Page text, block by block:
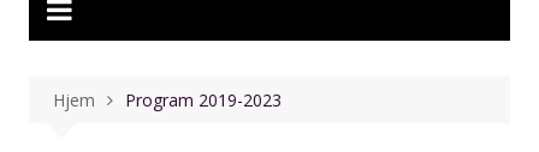
Hjem Program 2019-2023